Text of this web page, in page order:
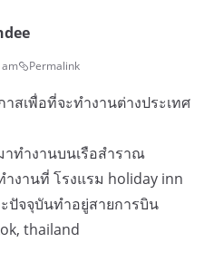
am Permalink
สเพื่อที่จะทำงานต่างประเทศ
ทำงานบนเรือสำราณ
ำงานที่ โรงแรม holiday inn
ปัจจุบันทำอยู่สายการบิน
thailand